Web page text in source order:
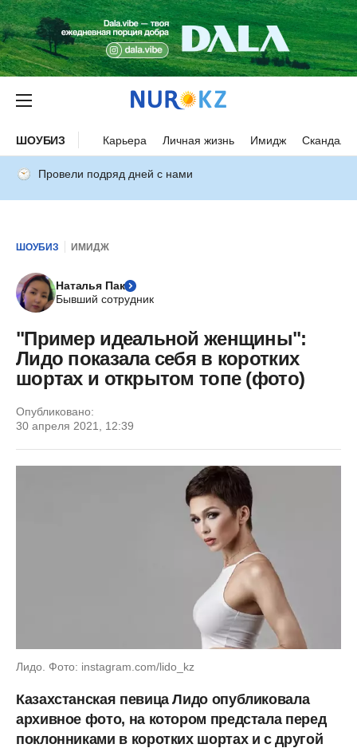
ШОУБИЗ Карьера Личная жизнь Имидж Скандалы
Провели подряд дней с нами
ШОУБИЗ ИМИДЖ
Наталья Пак
Бывший сотрудник
"Пример идеальной женщины":
Лидо показала себя в коротких
шортах и открытом топе (фото)
Опубликовано:
30 апреля 2021, 12:39
Лидо. Фото: instagram.com/lido_kz
Казахстанская певица Лидо опубликовала
архивное фото, на котором предстала перед
поклонниками в коротких шортах и с другой